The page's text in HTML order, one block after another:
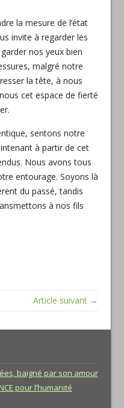
la mesure de l’état
invite à regarder les
nos yeux bien
malgré notre
la tête, à nous
cet espace de fierté
sentons notre
à partir de cet
Nous avons tous
entourage. Soyons là
du passé, tandis
à nos fils
Article suivant →
baigné par son amour
pour l’humanité